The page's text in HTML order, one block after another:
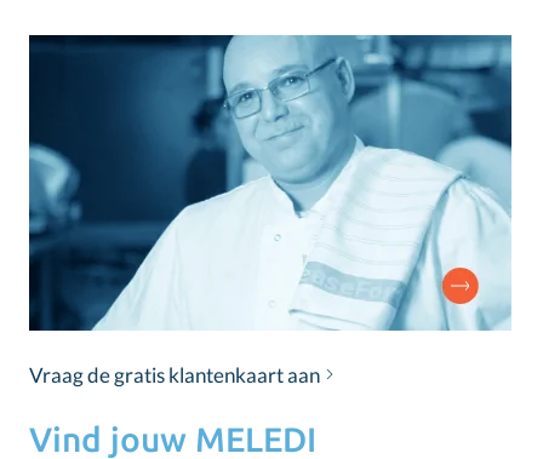
Vraag de gratis klantenkaart aan
Vind jouw MELEDI